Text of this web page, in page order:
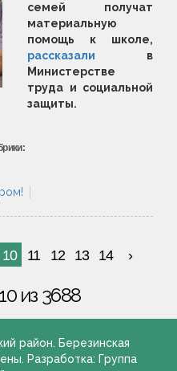
семей получат
материальную
помощь к школе,
рассказали в
Министерстве
труда и социальной
защиты.
10 11 12 13 14
из 3688
район. Березинская
Разработка: Группа